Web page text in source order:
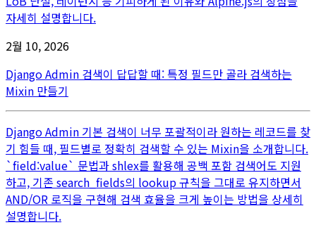
자세히 설명합니다.
2월 10, 2026
Django Admin 검색이 답답할 때: 특정 필드만 골라 검색하는
Mixin 만들기
Django Admin 기본 검색이 너무 포괄적이라 원하는 레코드를 찾
기 힘들 때, 필드별로 정확히 검색할 수 있는 Mixin을 소개합니다.
`field:value` 문법과 shlex를 활용해 공백 포함 검색어도 지원
하고, 기존 search_fields의 lookup 규칙을 그대로 유지하면서
AND/OR 로직을 구현해 검색 효율을 크게 높이는 방법을 상세히
설명합니다.